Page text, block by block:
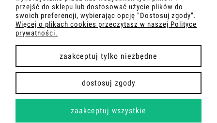
INFORMACJE
O NAS
COPYRIGHT 2026 | WDROŻENIE FLASHCOM SP. Z O.O.
przejść do sklepu lub dostosować użycie plików do
swoich preferencji, wybierając opcję "Dostosuj zgody".
Więcej o plikach cookies przeczytasz w naszej Polityce
prywatności.
zaakceptuj tylko niezbędne
dostosuj zgody
zaakceptuj wszystkie